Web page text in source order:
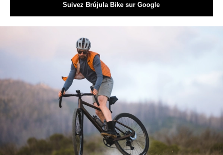
Suivez Brújula Bike sur Google